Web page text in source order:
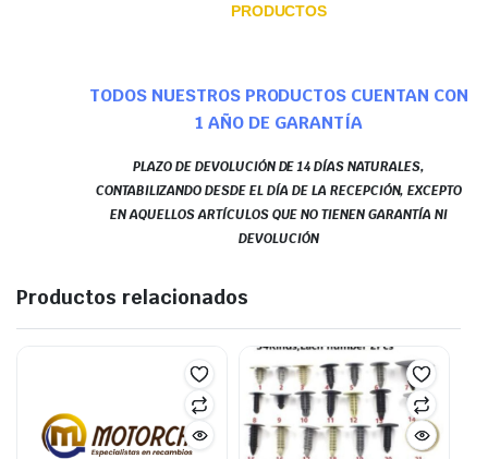
PRODUCTOS
TODOS NUESTROS PRODUCTOS CUENTAN CON
1 AÑO DE GARANTÍA
PLAZO DE DEVOLUCIÓN DE 14 DÍAS NATURALES,
CONTABILIZANDO DESDE EL DÍA DE LA RECEPCIÓN, EXCEPTO
EN AQUELLOS ARTÍCULOS QUE NO TIENEN GARANTÍA NI
DEVOLUCIÓN
Productos relacionados